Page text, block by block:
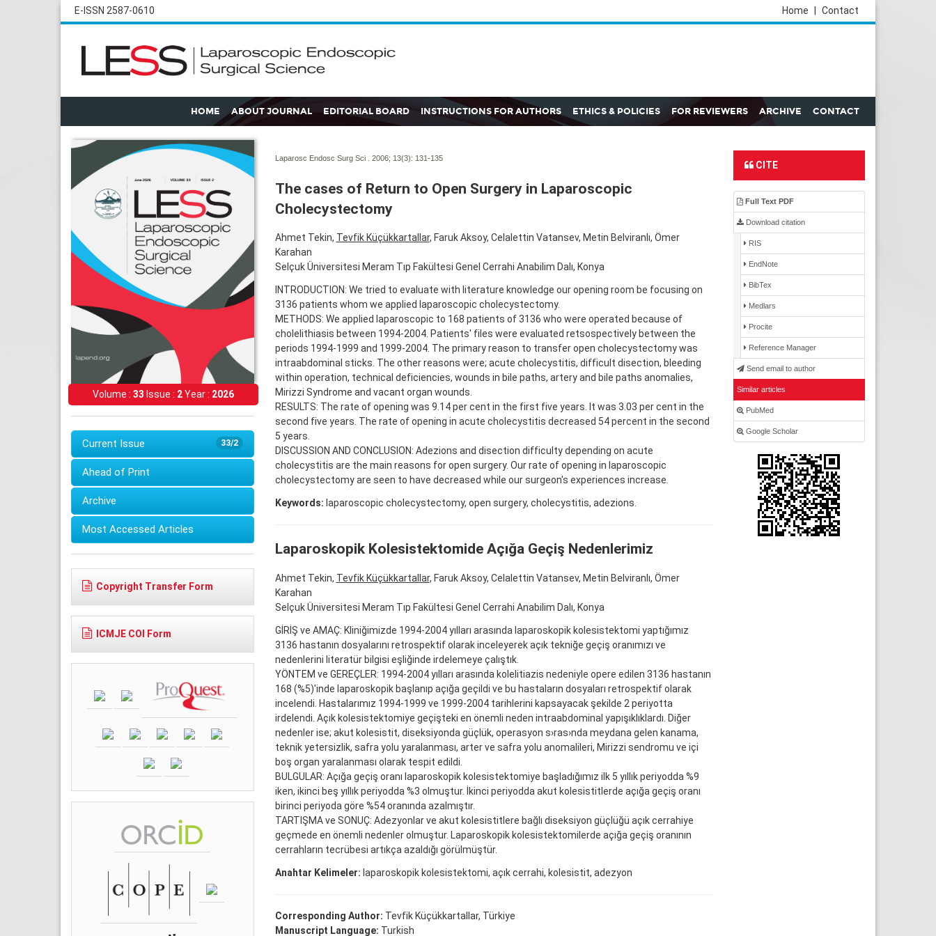
E-ISSN 2587-0610 Contact
Home
HOME ABOUT JOURNAL EDITORIAL BOARD INSTRUCTIONS FOR AUTHORS ETHICS & POLICIES FOR REVIEWERS ARCHIVE CONTACT
Volume : 33 Issue : 2Year : 2026
33/2
Current Issue
Ahead of Print
Archive
Most Accessed Articles
Copyright Transfer Form
ICMJE COI Form
Laparosc Endosc Surg Sci . 2006; 13(3): 131-135
The cases of Return to Open Surgery in Laparoscopic
Cholecystectomy
Ahmet Tekin, Tevfik Küçükkartallar, Faruk Aksoy, Celalettin Vatansev, Metin Belviranlı, Ömer
Karahan
Selçuk Üniversitesi Meram Tıp Fakültesi Genel Cerrahi Anabilim Dalı, Konya
INTRODUCTION: We tried to evaluate with literature knowledge our opening room be focusing on
3136 patients whom we applied laparoscopic cholecystectomy.
METHODS: We applied laparoscopic to 168 patients of 3136 who were operated because of
cholelithiasis between 1994-2004. Patients' files were evaluated retsospectively between the
periods 1994-1999 and 1999-2004. The primary reason to transfer open cholecystectomy was
intraabdominal sticks. The other reasons were; acute cholecystitis, difficult disection, bleeding
within operation, technical deficiencies, wounds in bile paths, artery and bile paths anomalies,
Mirizzi Syndrome and vacant organ wounds.
RESULTS: The rate of opening was 9.14 per cent in the first five years. It was 3.03 per cent in the
second five years. The rate of opening in acute cholecystitis decreased 54 percent in the second
5 years.
DISCUSSION AND CONCLUSION: Adezions and disection difficulty depending on acute
cholecystitis are the main reasons for open surgery. Our rate of opening in laparoscopic
cholecystectomy are seen to have decreased while our surgeon's experiences increase.
Keywords: laparoscopic cholecystectomy, open surgery, cholecystitis, adezions.
Laparoskopik Kolesistektomide Açığa Geçiş Nedenlerimiz
Ahmet Tekin, Tevfik Küçükkartallar, Faruk Aksoy, Celalettin Vatansev, Metin Belviranlı, Ömer
Karahan
Selçuk Üniversitesi Meram Tıp Fakültesi Genel Cerrahi Anabilim Dalı, Konya
GİRİŞ ve AMAÇ: Kliniğimizde 1994-2004 yılları arasında laparoskopik kolesistektomi yaptığımız
3136 hastanın dosyalarını retrospektif olarak inceleyerek açık tekniğe geçiş oranımızı ve
nedenlerini literatür bilgisi eşliğinde irdelemeye çalıştık.
YÖNTEM ve GEREÇLER: 1994-2004 yılları arasında kolelitiazis nedeniyle opere edilen 3136 hastanın
168 (%5)'inde laparoskopik başlanıp açığa geçildi ve bu hastaların dosyaları retrospektif olarak
incelendi. Hastalarımız 1994-1999 ve 1999-2004 tarihlerini kapsayacak şekilde 2 periyotta
irdelendi. Açık kolesistektomiye geçişteki en önemli neden intraabdominal yapışıklıklardı. Diğer
nedenler ise; akut kolesistit, diseksiyonda güçlük, operasyon s›ras›nda meydana gelen kanama,
teknik yetersizlik, safra yolu yaralanması, arter ve safra yolu anomalileri, Mirizzi sendromu ve içi
boş organ yaralanması olarak tespit edildi.
BULGULAR: Açığa geçiş oranı laparoskopik kolesistektomiye başladığımız ilk 5 yıllık periyodda %9
iken, ikinci beş yıllık periyodda %3 olmuştur. İkinci periyodda akut kolesistitlerde açığa geçiş oranı
birinci periyoda göre %54 oranında azalmıştır.
TARTIŞMA ve SONUÇ: Adezyonlar ve akut kolesistitlere bağlı diseksiyon güçlüğü açık cerrahiye
geçmede en önemli nedenler olmuştur. Laparoskopik kolesistektomilerde açığa geçiş oranının
cerrahların tecrübesi artıkça azaldığı görülmüştür.
Anahtar Kelimeler: laparoskopik kolesistektomi, açık cerrahi, kolesistit, adezyon
Corresponding Author: Tevfik Küçükkartallar, Türkiye
Manuscript Language: Turkish
CITE
Full Text PDF
Download citation
RIS
EndNote
BibTex
Medlars
Procite
Reference Manager
Send email to author
Similar articles
PubMed
Google Scholar